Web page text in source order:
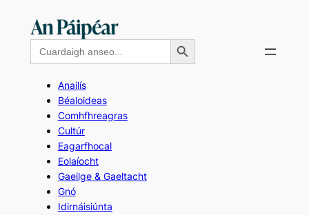
contentSearch
for:
Search Button
Anailís
Béaloideas
Comhfhreagras
Cultúr
Eagarfhocal
Eolaíocht
Gaeilge & Gaeltacht
Gnó
Idirnáisiúnta